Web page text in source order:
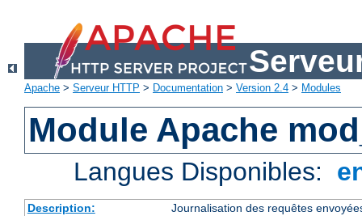
Apache > Serveur HTTP > Documentation > Version 2.4 > Modules
Module Apache
Langues Disponibles:
Description:
Journalisation des requêtes